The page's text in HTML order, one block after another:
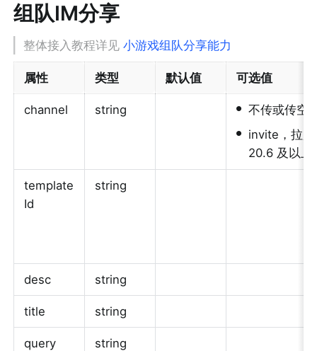
组队IM分享
整体接入教程详见 小游戏组队分享能力
属性 类型 默认值 可选值
channel string • 不传或传空
• invite，拉
20.6 及以上
template
Id
string
desc string
title string
query string